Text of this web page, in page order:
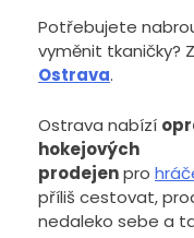
Potřebujete
vyměnit tkaničky?
Ostrava.
Ostrava nabízí
hokejových
prodejenpro
příliš cestovat,
nedaleko sebe a